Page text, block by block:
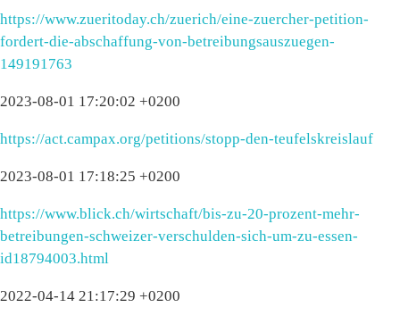
https://www.zueritoday.ch/zuerich/eine-zuercher-petition-
fordert-die-abschaffung-von-betreibungsauszuegen-
149191763
2023-08-01 17:20:02 +0200
https://act.campax.org/petitions/stopp-den-teufelskreislauf
2023-08-01 17:18:25 +0200
https://www.blick.ch/wirtschaft/bis-zu-20-prozent-mehr-
betreibungen-schweizer-verschulden-sich-um-zu-essen-
id18794003.html
2022-04-14 21:17:29 +0200